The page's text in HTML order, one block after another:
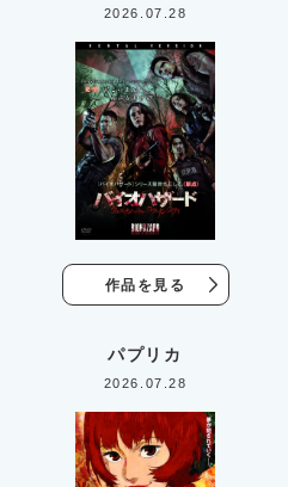
2026.07.28
作品を見る
パプリカ
2026.07.28